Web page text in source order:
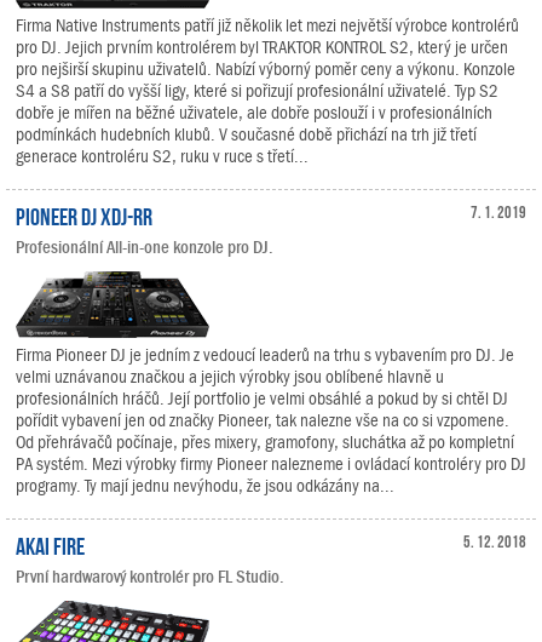
Firma Native Instruments patří již několik let mezi největší výrobce kontrolérů
pro DJ. Jejich prvním kontrolérem byl TRAKTOR KONTROL S2, který je určen
pro nejširší skupinu uživatelů. Nabízí výborný poměr ceny a výkonu. Konzole
S4 a S8 patří do vyšší ligy, které si pořizují profesionální uživatelé. Typ S2
dobře je mířen na běžné uživatele, ale dobře poslouží i v profesionálních
podmínkách hudebních klubů. V současné době přichází na trh již třetí
generace kontroléru S2, ruku v ruce s třetí...
7. 1. 2019
Pioneer DJ XDJ-RR
Profesionální All-in-one konzole pro DJ.
Firma Pioneer DJ je jedním z vedoucí leaderů na trhu s vybavením pro DJ. Je
velmi uznávanou značkou a jejich výrobky jsou oblíbené hlavně u
profesionálních hráčů. Její portfolio je velmi obsáhlé a pokud by si chtěl DJ
pořídit vybavení jen od značky Pioneer, tak nalezne vše na co si vzpomene.
Od přehrávačů počínaje, přes mixery, gramofony, sluchátka až po kompletní
PA systém. Mezi výrobky firmy Pioneer nalezneme i ovládací kontroléry pro DJ
programy. Ty mají jednu nevýhodu, že jsou odkázány na...
5. 12. 2018
Akai Fire
První hardwarový kontrolér pro FL Studio.